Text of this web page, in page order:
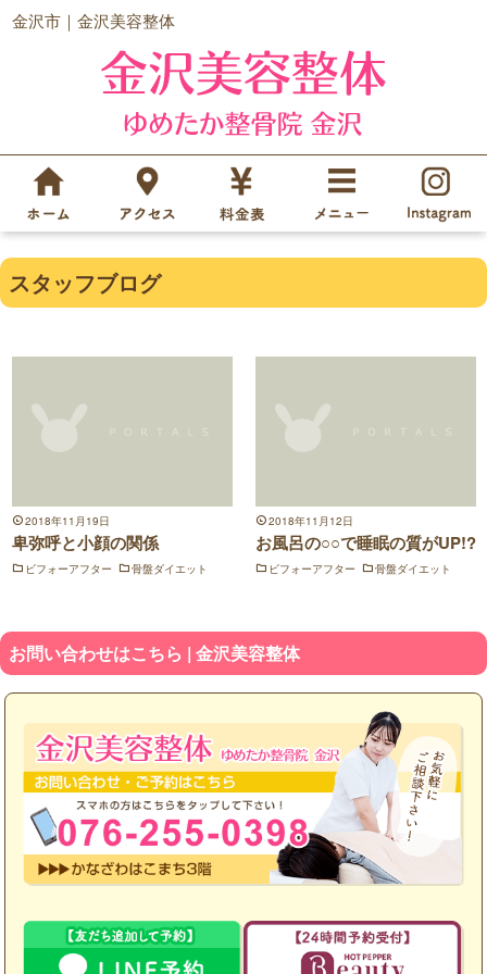
金沢市｜金沢美容整体
スタッフブログ
2018年11月19日
卑弥呼と小顔の関係
ビフォーアフター 骨盤ダイエット
2018年11月12日
お風呂の○○で睡眠の質がUP!?
ビフォーアフター 骨盤ダイエット
お問い合わせはこちら | 金沢美容整体